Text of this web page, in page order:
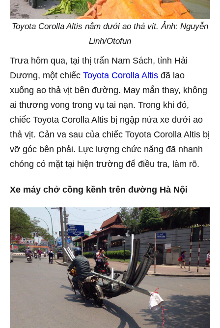
Toyota Corolla Altis nằm dưới ao thả vịt. Ảnh: Nguyễn
Linh/Otofun
Trưa hôm qua, tại thị trấn Nam Sách, tỉnh Hải
Dương, một chiếc Toyota Corolla Altis đã lao
xuống ao thả vịt bên đường. May mắn thay, không
ai thương vong trong vụ tai nạn. Trong khi đó,
chiếc Toyota Corolla Altis bị ngập nửa xe dưới ao
thả vịt. Cản va sau của chiếc Toyota Corolla Altis bị
vỡ góc bên phải. Lực lượng chức năng đã nhanh
chóng có mặt tại hiện trường để điều tra, làm rõ.
Xe máy chở cồng kềnh trên đường Hà Nội